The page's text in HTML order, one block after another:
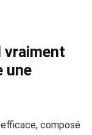
vraiment
une
composé